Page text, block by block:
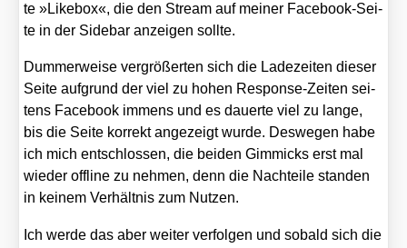
te »Like­box«, die den Stream auf mei­ner Face­book-Sei­
te in der Side­bar anzei­gen soll­te.
Dum­mer­wei­se ver­grö­ßer­ten sich die Lade­zei­ten die­ser
Sei­te auf­grund der viel zu hohen Respon­se-Zei­ten sei­
tens Face­book immens und es dau­er­te viel zu lan­ge,
bis die Sei­te kor­rekt ange­zeigt wur­de. Des­we­gen habe
ich mich ent­schlos­sen, die bei­den Gim­micks erst mal
wie­der off­line zu neh­men, denn die Nach­tei­le stan­den
in kei­nem Ver­hält­nis zum Nut­zen.
Ich wer­de das aber wei­ter ver­fol­gen und sobald sich die